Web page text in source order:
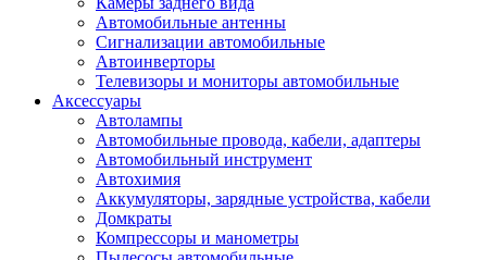
Крышки
Лампы
Лотки, кассеты
Моторы/двигатели/редукторы
Платы форматирования
Ракели
Ролики/наборы роликов/насадки
Сервисные наборы
Смазки
Автомобильные антенны
Сигнализации автомобильные
Автоинверторы
Телевизоры и мониторы автомобильные
Аксессуары
Автолампы
Автомобильные провода, кабели, адаптеры
Автомобильный инструмент
Автохимия
Аккумуляторы, зарядные устройства, кабели
Домкраты
Компрессоры и манометры